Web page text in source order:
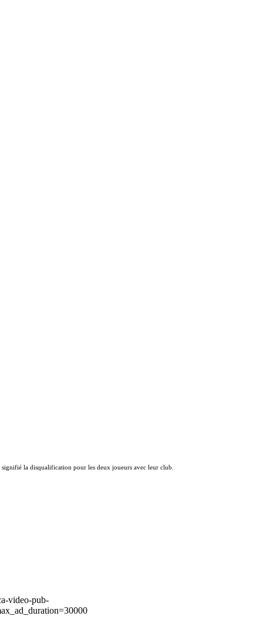
la disqualification pour les deux joueurs avec leur club.
video-pub-